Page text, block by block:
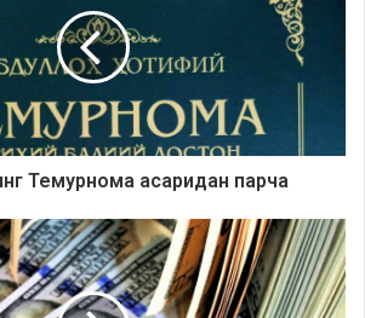
Темурнома асаридан парча